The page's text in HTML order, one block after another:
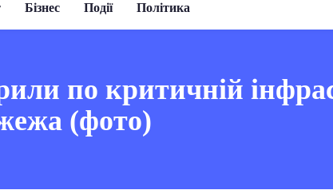
Бізнес Події Політика
по критичній
(фото)